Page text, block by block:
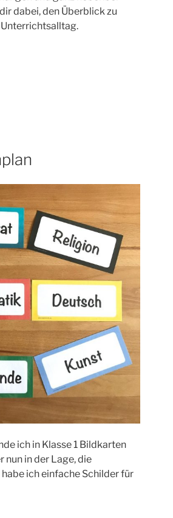
dabei, den Überblick zu
ich in Klasse 1 Bildkarten
nun in der Lage, die
ich einfache Schilder für